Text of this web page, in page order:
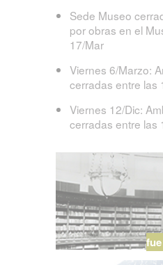
Sede Museo
por obras en el
17/Mar
Viernes 6/Marzo:
cerradas entre las
Viernes 12/Dic:
cerradas entre las